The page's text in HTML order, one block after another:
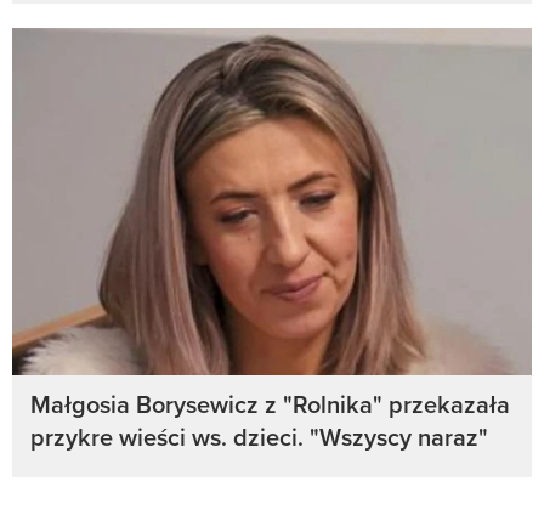
Małgosia Borysewicz z "Rolnika" przekazała
przykre wieści ws. dzieci. "Wszyscy naraz"